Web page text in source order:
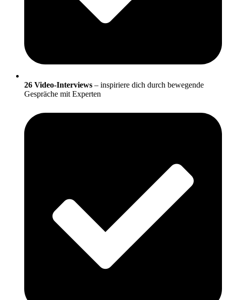
26 Video-Interviews – inspiriere dich durch bewegende
Gespräche mit Experten